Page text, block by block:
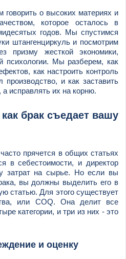
о высоких материях и
которое осталось в
годов. Мы спустимся
штангенциркуль и посмотрим
призму жесткой экономики,
психологии. Мы разберем, как
как настроить контроль
и как заставить
а исправлять их на корню.
брак съедает вашу
прячется в общих статьях
в себестоимости, и директор
затрат на сырье. Но если вы
вы должны выделить его в
статью. Для этого существует
или COQ. Она делит все
категории, и три из них - это
и оценку